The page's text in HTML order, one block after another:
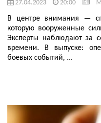
27.04.2023 20:00
В центре внимания —
которую вооруженные
Эксперты наблюдают за
времени. В выпуске:
боевых событий, ...